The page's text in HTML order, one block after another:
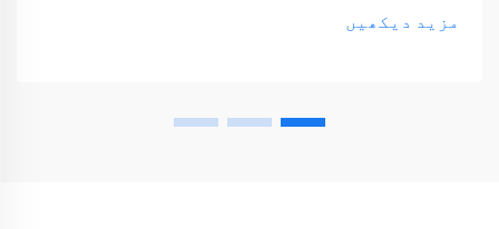
مزید دیکھیں